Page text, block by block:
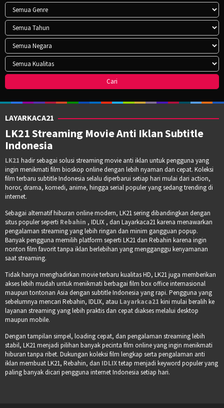
LAYARKACA21
LK21 Streaming Movie Anti Iklan Subtitle
Indonesia
LK21 hadir sebagai solusi streaming movie anti iklan untuk pengguna yang
ingin menikmati film bioskop online dengan lebih nyaman dan cepat. Koleksi
film terbaru subtitle Indonesia selalu diperbarui setiap hari mulai dari action,
horor, drama, komedi, anime, hingga serial populer yang sedang trending di
internet.
Sebagai alternatif hiburan online modern, LK21 sering dibandingkan dengan
situs populer seperti Rebahin , IDLIX , dan Layarkaca21 karena menawarkan
pengalaman streaming yang lebih ringan dan minim gangguan popup.
Banyak pengguna memilih platform seperti LK21 dan Rebahin karena ingin
nonton film favorit tanpa iklan berlebihan yang mengganggu kenyamanan
saat streaming.
Tidak hanya menghadirkan movie terbaru kualitas HD, LK21 juga memberikan
akses lebih mudah untuk menikmati berbagai film box office internasional
maupun tontonan Asia dengan subtitle Indonesia yang rapi. Pengguna yang
sebelumnya mencari Rebahin, IDLIX, atau Layarkaca21 kini mulai beralih ke
layanan streaming yang lebih praktis dan cepat diakses melalui desktop
maupun mobile.
Dengan tampilan simpel, loading cepat, dan pengalaman streaming lebih
stabil, LK21 menjadi pilihan banyak pecinta film online yang ingin menikmati
hiburan tanpa ribet. Dukungan koleksi film lengkap serta pengalaman anti
iklan membuat LK21, Rebahin, dan IDLIXtetap menjadi keyword populer yang
paling banyak dicari pengguna internet Indonesia setiap hari.